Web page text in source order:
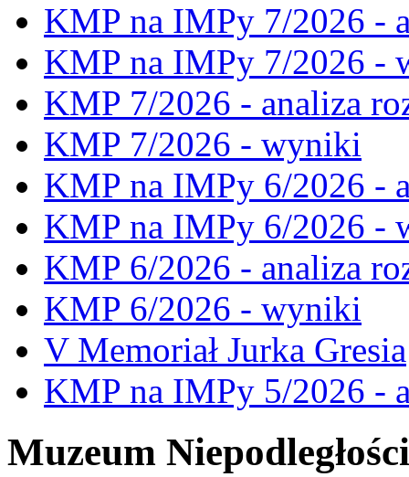
KMP na IMPy 7/2026 -
KMP na IMPy 7/2026 -
KMP 7/2026 - analiza
KMP 7/2026 - wyniki
KMP na IMPy 6/2026 -
KMP na IMPy 6/2026 -
KMP 6/2026 - analiza
KMP 6/2026 - wyniki
V Memoriał Jurka Gresia
KMP na IMPy 5/2026 -
Muzeum Niepodległości